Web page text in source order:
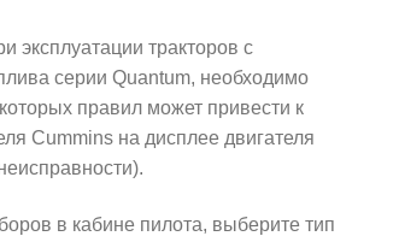
эксплуатации тракторов с
серии Quantum, необходимо
правил может привести к
Cummins на дисплее двигателя
в кабине пилота, выберите тип